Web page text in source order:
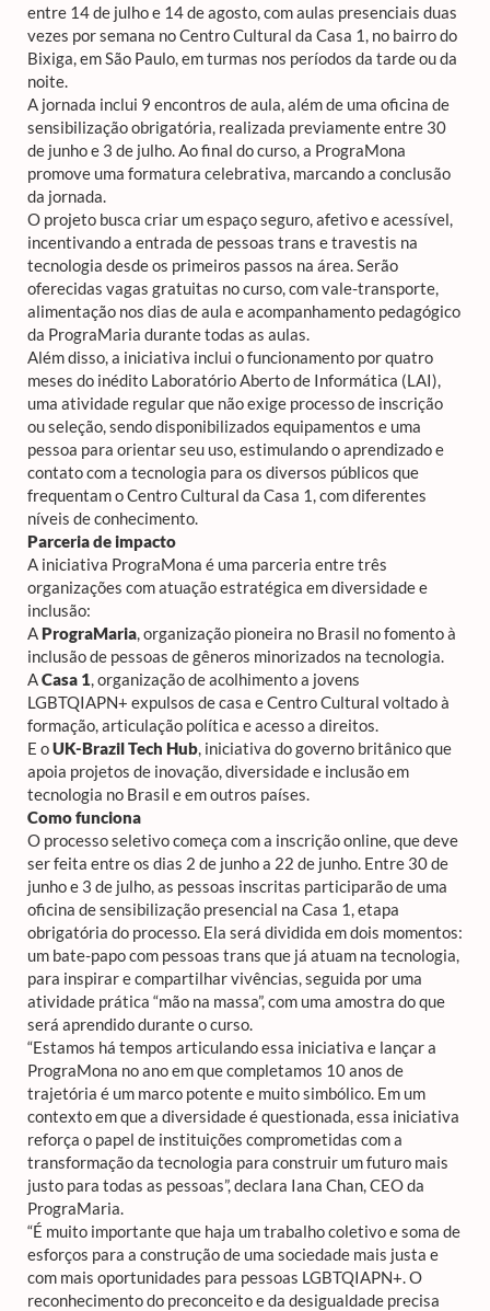
entre 14 de julho e 14 de agosto, com aulas presenciais duas
vezes por semana no Centro Cultural da Casa 1, no bairro do
Bixiga, em São Paulo, em turmas nos períodos da tarde ou da
noite.
A jornada inclui 9 encontros de aula, além de uma oficina de
sensibilização obrigatória, realizada previamente entre 30
de junho e 3 de julho. Ao final do curso, a PrograMona
promove uma formatura celebrativa, marcando a conclusão
da jornada.
O projeto busca criar um espaço seguro, afetivo e acessível,
incentivando a entrada de pessoas trans e travestis na
tecnologia desde os primeiros passos na área. Serão
oferecidas vagas gratuitas no curso, com vale-transporte,
alimentação nos dias de aula e acompanhamento pedagógico
da PrograMaria durante todas as aulas.
Além disso, a iniciativa inclui o funcionamento por quatro
meses do inédito Laboratório Aberto de Informática (LAI),
uma atividade regular que não exige processo de inscrição
ou seleção, sendo disponibilizados equipamentos e uma
pessoa para orientar seu uso, estimulando o aprendizado e
contato com a tecnologia para os diversos públicos que
frequentam o Centro Cultural da Casa 1, com diferentes
níveis de conhecimento.
Parceria de impacto
A iniciativa PrograMona é uma parceria entre três
organizações com atuação estratégica em diversidade e
inclusão:
A PrograMaria, organização pioneira no Brasil no fomento à
inclusão de pessoas de gêneros minorizados na tecnologia.
ACasa 1, organização de acolhimento a jovens
LGBTQIAPN+ expulsos de casa e Centro Cultural voltado à
formação, articulação política e acesso a direitos.
E oUK-Brazil Tech Hub, iniciativa do governo britânico que
apoia projetos de inovação, diversidade e inclusão em
tecnologia no Brasil e em outros países.
Como funciona
O processo seletivo começa com a inscrição online, que deve
ser feita entre os dias 2 de junho a 22 de junho. Entre 30 de
junho e 3 de julho, as pessoas inscritas participarão de uma
oficina de sensibilização presencial na Casa 1, etapa
obrigatória do processo. Ela será dividida em dois momentos:
um bate-papo com pessoas trans que já atuam na tecnologia,
para inspirar e compartilhar vivências, seguida por uma
atividade prática “mão na massa”, com uma amostra do que
será aprendido durante o curso.
“Estamos há tempos articulando essa iniciativa e lançar a
PrograMona no ano em que completamos 10 anos de
trajetória é um marco potente e muito simbólico. Em um
contexto em que a diversidade é questionada, essa iniciativa
reforça o papel de instituições comprometidas com a
transformação da tecnologia para construir um futuro mais
justo para todas as pessoas”,declara Iana Chan, CEO da
PrograMaria.
“É muito importante que haja um trabalho coletivo e soma de
esforços para a construção de uma sociedade mais justa e
com mais oportunidades para pessoas LGBTQIAPN+. O
reconhecimento do preconceito e da desigualdade precisa